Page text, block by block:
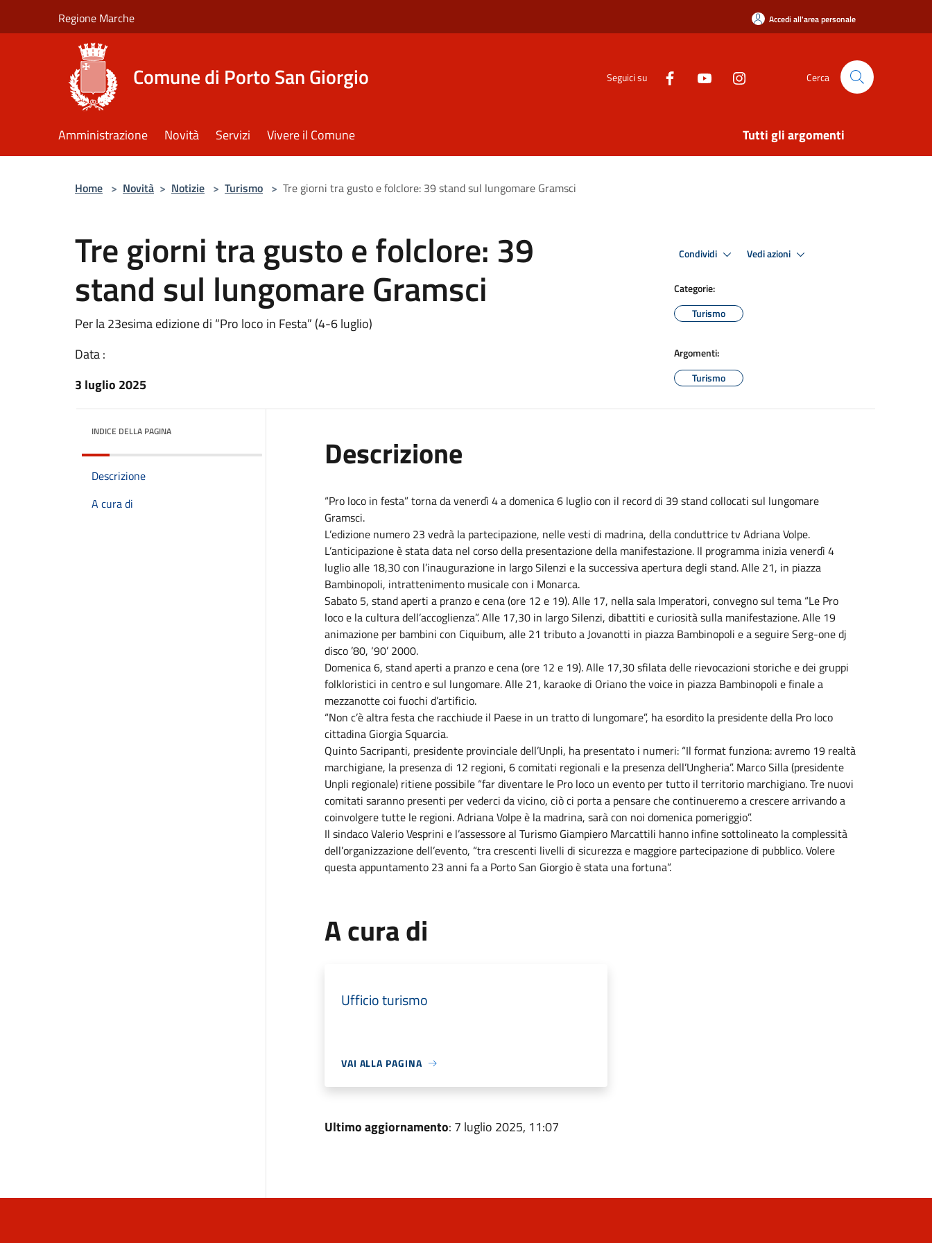
Regione Marche Accedi all'area personale
Comune di Porto San Giorgio Seguici su Cerca
Amministrazione Novità Servizi Vivere il Comune Tutti gli argomenti
Home > Novità > Notizie > Turismo > Tre giorni tra gusto e folclore: 39 stand sul lungomare Gramsci
Tre giorni tra gusto e folclore: 39
stand sul lungomare Gramsci
Per la 23esima edizione di “Pro loco in Festa” (4-6 luglio)
Data :
3 luglio 2025
Condividi Vedi azioni
Categorie:
Turismo
Argomenti:
Turismo
INDICE DELLA PAGINA
Descrizione
A cura di
Descrizione
“Pro loco in festa” torna da venerdì 4 a domenica 6 luglio con il record di 39 stand collocati sul lungomare
Gramsci.
L’edizione numero 23 vedrà la partecipazione, nelle vesti di madrina, della conduttrice tv Adriana Volpe.
L’anticipazione è stata data nel corso della presentazione della manifestazione. Il programma inizia venerdì 4
luglio alle 18,30 con l’inaugurazione in largo Silenzi e la successiva apertura degli stand. Alle 21, in piazza
Bambinopoli, intrattenimento musicale con i Monarca.
Sabato 5, stand aperti a pranzo e cena (ore 12 e 19). Alle 17, nella sala Imperatori, convegno sul tema “Le Pro
loco e la cultura dell’accoglienza”. Alle 17,30 in largo Silenzi, dibattiti e curiosità sulla manifestazione. Alle 19
animazione per bambini con Ciquibum, alle 21 tributo a Jovanotti in piazza Bambinopoli e a seguire Serg-one dj
disco ’80, ‘90’ 2000.
Domenica 6, stand aperti a pranzo e cena (ore 12 e 19). Alle 17,30 sfilata delle rievocazioni storiche e dei gruppi
folkloristici in centro e sul lungomare. Alle 21, karaoke di Oriano the voice in piazza Bambinopoli e finale a
mezzanotte coi fuochi d’artificio.
“Non c’è altra festa che racchiude il Paese in un tratto di lungomare”, ha esordito la presidente della Pro loco
cittadina Giorgia Squarcia.
Quinto Sacripanti, presidente provinciale dell’Unpli, ha presentato i numeri: “Il format funziona: avremo 19 realtà
marchigiane, la presenza di 12 regioni, 6 comitati regionali e la presenza dell’Ungheria”. Marco Silla (presidente
Unpli regionale) ritiene possibile “far diventare le Pro loco un evento per tutto il territorio marchigiano. Tre nuovi
comitati saranno presenti per vederci da vicino, ciò ci porta a pensare che continueremo a crescere arrivando a
coinvolgere tutte le regioni. Adriana Volpe è la madrina, sarà con noi domenica pomeriggio”.
Il sindaco Valerio Vesprini e l’assessore al Turismo Giampiero Marcattili hanno infine sottolineato la complessità
dell’organizzazione dell’evento, “tra crescenti livelli di sicurezza e maggiore partecipazione di pubblico. Volere
questa appuntamento 23 anni fa a Porto San Giorgio è stata una fortuna”.
A cura di
Ufficio turismo
VAI ALLA PAGINA
Ultimo aggiornamento: 7 luglio 2025, 11:07